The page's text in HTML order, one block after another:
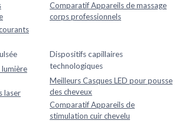
Comparatif Appareils de massage
corps professionnels
lumière
laser
Dispositifs capillaires
technologiques
Meilleurs Casques LED pour pousse
des cheveux
Comparatif Appareils de
stimulation cuir chevelu